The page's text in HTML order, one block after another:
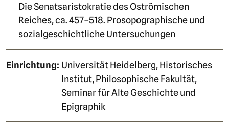
Die Senatsaristokratie des Oströmischen
Reiches, ca. 457–518. Prosopographische und
sozialgeschichtliche Untersuchungen
Einrichtung: Universität Heidelberg, Historisches
Institut, Philosophische Fakultät,
Seminar für Alte Geschichte und
Epigraphik